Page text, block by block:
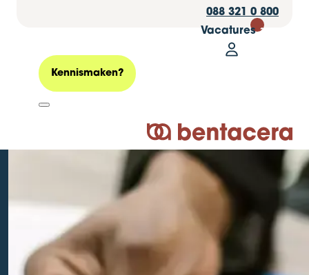
088 321 0 800
Vacatures 30
Mijn
Logo Bentacera
Kennismaken?
Het nieuwe
pensioenstelsel
Geplaatst op: 24 november 2023